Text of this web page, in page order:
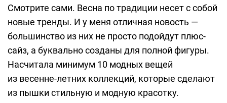
Смотрите сами. Весна по традиции несет с собой
новые тренды. И у меня отличная новость —
большинство из них не просто подойдут плюс-
сайз, а буквально созданы для полной фигуры.
Насчитала минимум 10 модных вещей
из весенне-летних коллекций, которые сделают
из пышки стильную и модную красотку.